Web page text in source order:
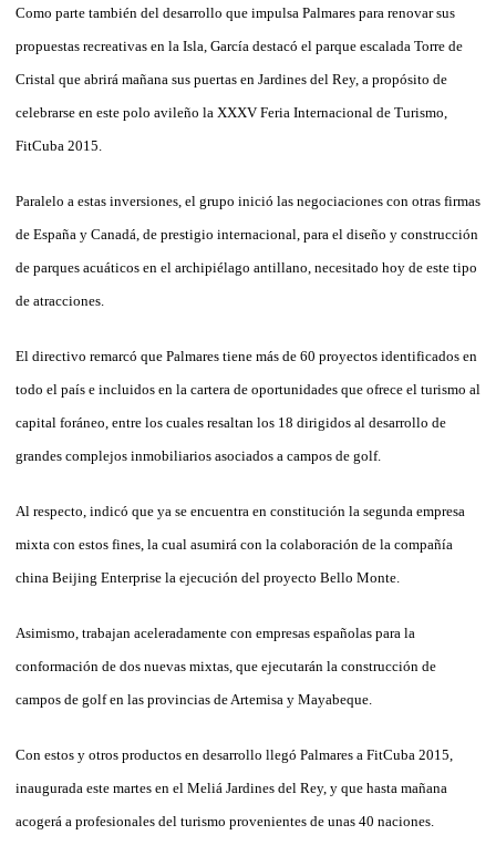
Como parte también del desarrollo que impulsa Palmares para renovar sus
propuestas recreativas en la Isla, García destacó el parque escalada Torre de
Cristal que abrirá mañana sus puertas en Jardines del Rey, a propósito de
celebrarse en este polo avileño la XXXV Feria Internacional de Turismo,
FitCuba 2015.
Paralelo a estas inversiones, el grupo inició las negociaciones con otras firmas
de España y Canadá, de prestigio internacional, para el diseño y construcción
de parques acuáticos en el archipiélago antillano, necesitado hoy de este tipo
de atracciones.
El directivo remarcó que Palmares tiene más de 60 proyectos identificados en
todo el país e incluidos en la cartera de oportunidades que ofrece el turismo al
capital foráneo, entre los cuales resaltan los 18 dirigidos al desarrollo de
grandes complejos inmobiliarios asociados a campos de golf.
Al respecto, indicó que ya se encuentra en constitución la segunda empresa
mixta con estos fines, la cual asumirá con la colaboración de la compañía
china Beijing Enterprise la ejecución del proyecto Bello Monte.
Asimismo, trabajan aceleradamente con empresas españolas para la
conformación de dos nuevas mixtas, que ejecutarán la construcción de
campos de golf en las provincias de Artemisa y Mayabeque.
Con estos y otros productos en desarrollo llegó Palmares a FitCuba 2015,
inaugurada este martes en el Meliá Jardines del Rey, y que hasta mañana
acogerá a profesionales del turismo provenientes de unas 40 naciones.